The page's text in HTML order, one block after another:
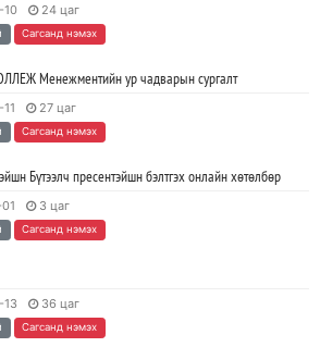
хэлний олимпиад амжилттай зохион
SHARE
Аль хэлийг түрүүлж сурах вэ?
сайн найзтай байх нь ажлын бүтээмж
тогтвортой ажиллах суурь болдог
24 цаг
Сагсанд нэмэх
Менежментийн ур чадварын сургалт
27 цаг
Сагсанд нэмэх
Бүтээлч пресентэйшн бэлтгэх онлайн хөтөлбөр
3 цаг
Сагсанд нэмэх
36 цаг
Сагсанд нэмэх